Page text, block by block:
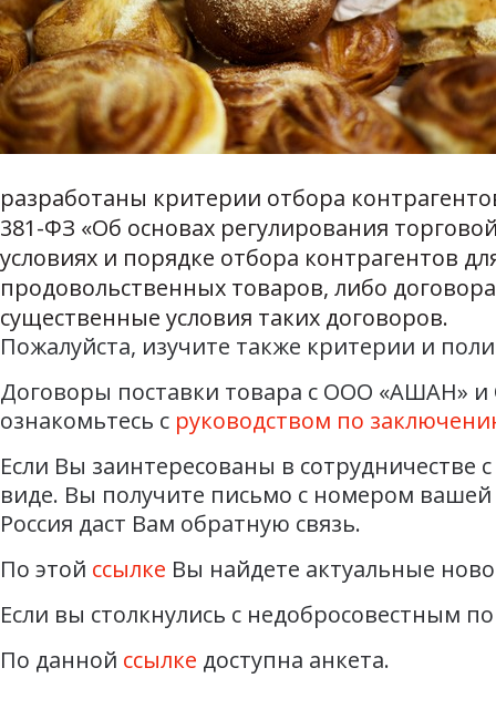
разработаны критерии отбора
381-ФЗ «Об основах регулирования
условиях и порядке отбора контрагентов
продовольственных товаров, либо
существенные условия таких договоров.
Пожалуйста, изучите также критерии и
Договоры поставки товара с ООО «АШАН»
ознакомьтесь с руководством по
Если Вы заинтересованы в сотрудничестве
виде. Вы получите письмо с номером
Россия даст Вам обратную связь.
По этой ссылке Вы найдете актуальные
Если вы столкнулись с недобросовестным
По данной ссылке доступна анкета.